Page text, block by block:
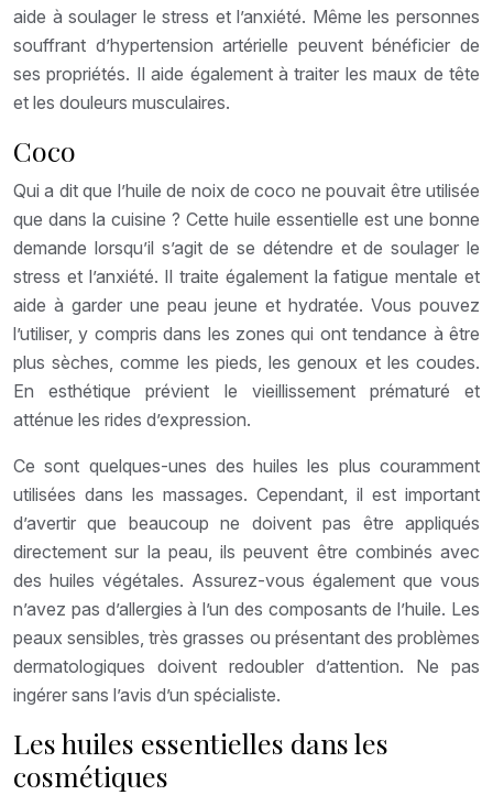
aide à soulager le stress et l’anxiété. Même les personnes
souffrant d’hypertension artérielle peuvent bénéficier de
ses propriétés. Il aide également à traiter les maux de tête
et les douleurs musculaires.
Coco
Qui a dit que l’huile de noix de coco ne pouvait être utilisée
que dans la cuisine ? Cette huile essentielle est une bonne
demande lorsqu’il s’agit de se détendre et de soulager le
stress et l’anxiété. Il traite également la fatigue mentale et
aide à garder une peau jeune et hydratée. Vous pouvez
l’utiliser, y compris dans les zones qui ont tendance à être
plus sèches, comme les pieds, les genoux et les coudes.
En esthétique prévient le vieillissement prématuré et
atténue les rides d’expression.
Ce sont quelques-unes des huiles les plus couramment
utilisées dans les massages. Cependant, il est important
d’avertir que beaucoup ne doivent pas être appliqués
directement sur la peau, ils peuvent être combinés avec
des huiles végétales. Assurez-vous également que vous
n’avez pas d’allergies à l’un des composants de l’huile. Les
peaux sensibles, très grasses ou présentant des problèmes
dermatologiques doivent redoubler d’attention. Ne pas
ingérer sans l’avis d’un spécialiste.
Les huiles essentielles dans les
cosmétiques